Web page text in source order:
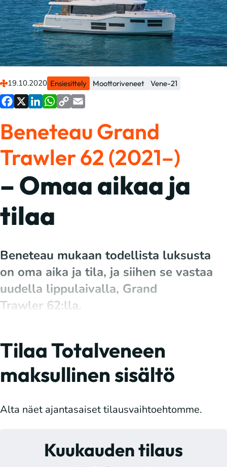
19.10.2020 Ensiesittely Moottoriveneet Vene-21
Link
Beneteau Grand
Trawler 62 (2021–)
– Omaa aikaa ja
tilaa
Beneteau mukaan todellista luksusta
on oma aika ja tila, ja siihen se vastaa
uudella lippulaivalla, Grand
Trawler 62:lla.
Tilaa Totalveneen
maksullinen sisältö
Alta näet ajantasaiset tilausvaihtoehtomme.
Kuukauden tilaus